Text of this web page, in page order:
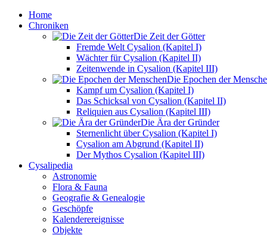
Home
Chroniken
Die Zeit der Götter
Fremde Welt Cysalion (Kapitel I)
Wächter für Cysalion (Kapitel II)
Zeitenwende in Cysalion (Kapitel III)
Die Epochen der
Kampf um Cysalion (Kapitel I)
Das Schicksal von Cysalion (Kapitel II)
Reliquien aus Cysalion (Kapitel III)
Die Ära der Gründer
Sternenlicht über Cysalion (Kapitel I)
Cysalion am Abgrund (Kapitel II)
Der Mythos Cysalion (Kapitel III)
Cysalipedia
Astronomie
Flora & Fauna
Geografie & Genealogie
Geschöpfe
Kalenderereignisse
Objekte